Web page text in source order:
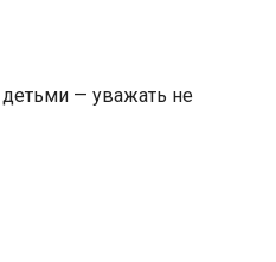
— уважать не